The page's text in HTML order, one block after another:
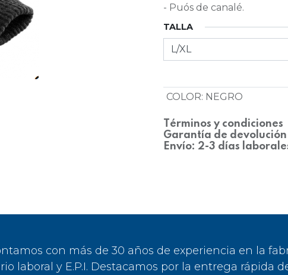
- Puós de canalé.
TALLA
COLOR: NEGRO
Términos y condiciones
Garantía de devolución
Envío: 2-3 días
con más de 30 años de experiencia en la
laboral y E.P.I. Destacamos por la entrega rápida